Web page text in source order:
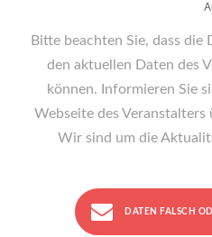
Bitte beachten Sie, dass die
den aktuellen Daten des
können. Informieren Sie
Webseite des Veranstalters
Wir sind um die
DATEN FALSCH